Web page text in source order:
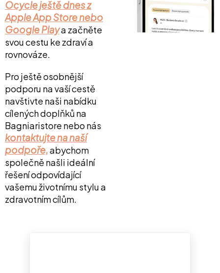
Ocycle ještě dnes z
Apple App Store nebo
Google Playa začněte
svou cestu ke zdraví a
rovnováze.
Pro ještě osobnější
podporu na vaší cestě
navštivte naši nabídku
cílených doplňků na
Bagniaristore nebo nás
kontaktujte na naší
podpoře,abychom
společně našli ideální
řešení odpovídající
vašemu životnímu stylu a
zdravotním cílům.